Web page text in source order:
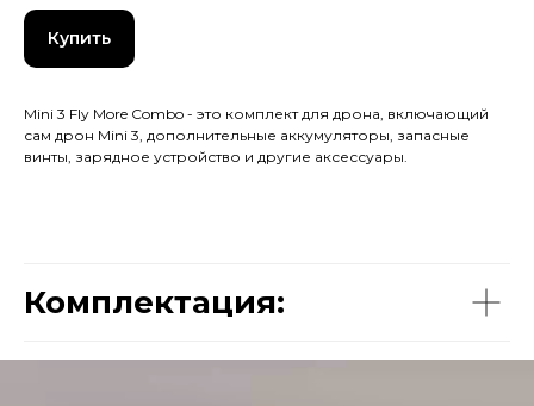
Купить
Mini 3 Fly More Combo - это комплект для дрона, включающий
сам дрон Mini 3, дополнительные аккумуляторы, запасные
винты, зарядное устройство и другие аксессуары.
Комплектация: